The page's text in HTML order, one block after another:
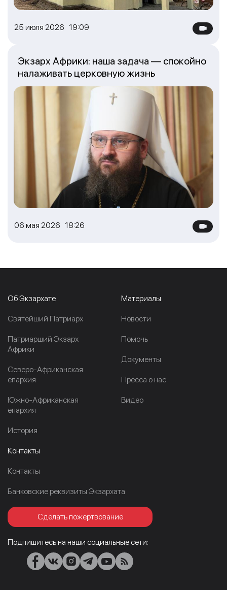
25 июля 2026 19:09
06 мая 2026 18:26
Экзарх Африки: наша задача — спокойно
налаживать церковную жизнь
Об Экзархате
Cвятейший Патриарх
Патриарший Экзарх
Африки
Северо-Африканская
епархия
Южно-Африканская
епархия
История
Материалы
Новости
Помочь
Документы
Пресса о нас
Видео
Контакты
Контакты
Банковские реквизиты Экзархата
Сделать пожертвование
Подпишитесь на наши социальные сети: